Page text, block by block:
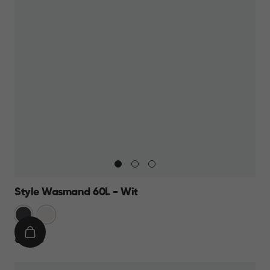
Style Wasmand 60L - Wit
Grijs
€
€ 27,95
IN